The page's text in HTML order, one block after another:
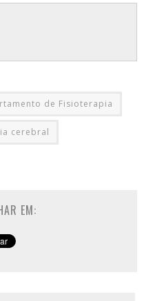
de Fisioterapia
cerebral
EM: